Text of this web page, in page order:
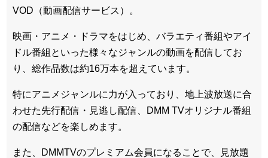
VOD（動画配信サービス）。
映画・アニメ・ドラマをはじめ、バラエティ番組やアイ
ドル番組といった様々なジャンルの動画を配信してお
り、総作品数は約16万本を超えています。
特にアニメジャンルに力が入っており、地上波放送に合
わせた先行配信・見逃し配信、DMM TVオリジナル番組
の配信などを楽しめます。
また、DMMTVのプレミアム会員になることで、見放題